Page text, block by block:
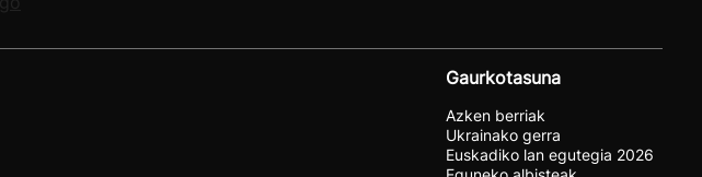
Gaurkotasuna
Azken berriak
Ukrainako gerra
Euskadiko lan egutegia 2026